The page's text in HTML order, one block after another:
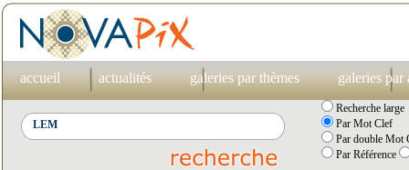
accueil actualités galeries par thèmes galeries par
Recherche large
Par Mot Clef
Par double Mot
Par Référence